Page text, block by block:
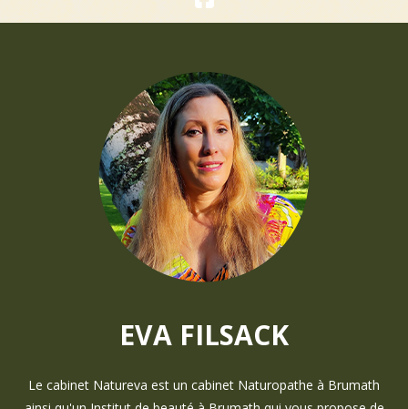
EVA FILSACK
Le cabinet Natureva est un cabinet Naturopathe à Brumath